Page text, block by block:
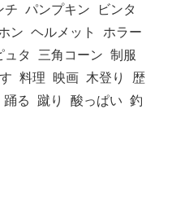
チ パンプキン
ビンタ
ン ヘルメット
ホラー
ュタ 三角コーン 制服
料理 映画 木登り
歴
踊る 蹴り 酸っぱい 釣